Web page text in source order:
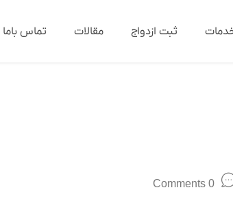
ثبت ازدواج مقالات تماس باما
0 Comments